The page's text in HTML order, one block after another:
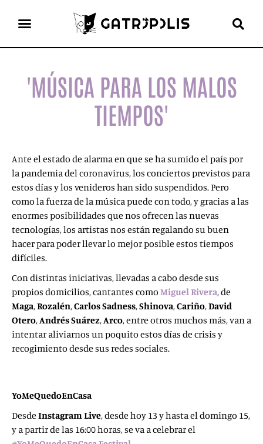
'MÚSICA PARA LOS MALOS
TIEMPOS'
Ante el estado de alarma en que se ha sumido el país por
la pandemia del coronavirus, los conciertos previstos para
estos días y los venideros han sido suspendidos. Pero
como la fuerza de la música puede con todo, y gracias a las
enormes posibilidades que nos ofrecen las nuevas
tecnologías, los artistas nos están regalando su buen
hacer para poder llevar lo mejor posible estos tiempos
difíciles.
Con distintas iniciativas, llevadas a cabo desde sus
propios domicilios, cantantes como Miguel Rivera, de
Maga,Rozalén,Carlos Sadness,Shinova,Cariño,David
Otero,Andrés Suárez,Arco, entre otros muchos más, van a
intentar aliviarnos un poquito estos días de crisis y
recogimiento desde sus redes sociales.
YoMeQuedoEnCasa
Desde Instagram Live, desde hoy 13 y hasta el domingo 15,
y a partir de las 16:00 horas, se va a celebrar el